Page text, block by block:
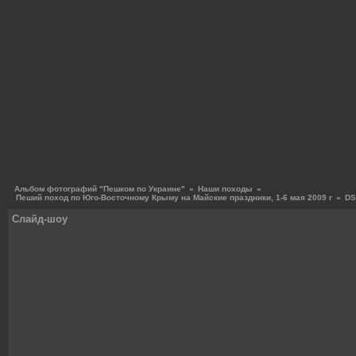
Альбом фотографий "Пешком по Украине" » Наши походы
»
Пеший поход по Юго-Восточному Крыму на Майские праздники, 1-6 мая 2009 г »
Слайд-шоу